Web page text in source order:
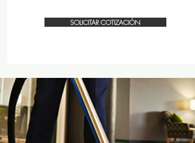
SOLICITAR COTIZACIÓN